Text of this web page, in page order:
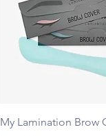
Ātrais
My Lamination Brow